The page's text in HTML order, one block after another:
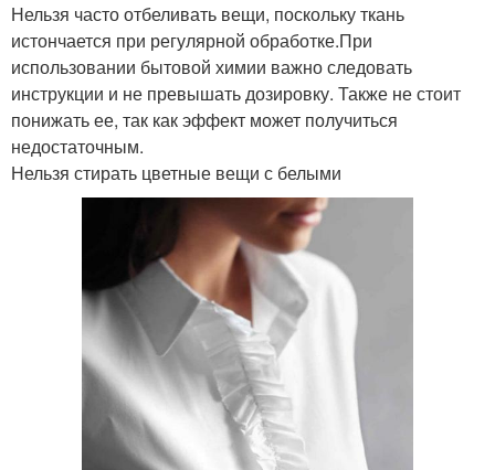
Нельзя часто отбеливать вещи, поскольку ткань
истончается при регулярной обработке.При
использовании бытовой химии важно следовать
инструкции и не превышать дозировку. Также не стоит
понижать ее, так как эффект может получиться
недостаточным.
Нельзя стирать цветные вещи с белыми